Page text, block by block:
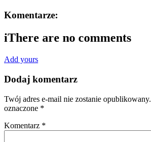
Komentarze:
iThere are no comments
Add yours
Dodaj komentarz
Twój adres e-mail nie zostanie opublikowany.
oznaczone *
Komentarz *